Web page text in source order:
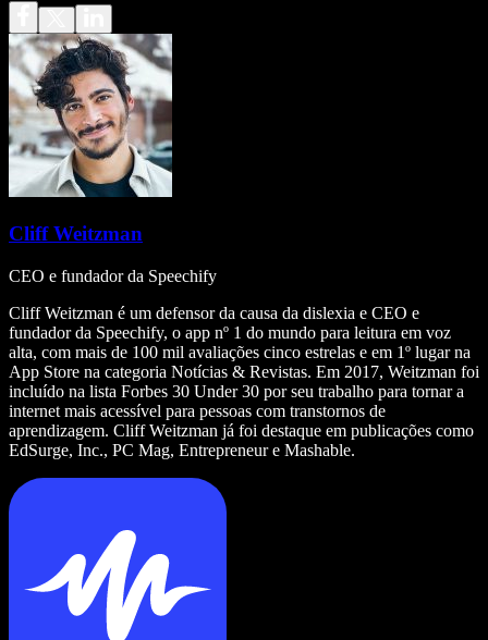
Cliff Weitzman
CEO e fundador da Speechify
Cliff Weitzman é um defensor da causa da dislexia e CEO e
fundador da Speechify, o app nº 1 do mundo para leitura em voz
alta, com mais de 100 mil avaliações cinco estrelas e em 1º lugar na
App Store na categoria Notícias & Revistas. Em 2017, Weitzman foi
incluído na lista Forbes 30 Under 30 por seu trabalho para tornar a
internet mais acessível para pessoas com transtornos de
aprendizagem. Cliff Weitzman já foi destaque em publicações como
EdSurge, Inc., PC Mag, Entrepreneur e Mashable.